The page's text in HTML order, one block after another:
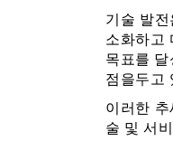
기술 발
소화하고
목표를
점을두고
이러한
술 및 서